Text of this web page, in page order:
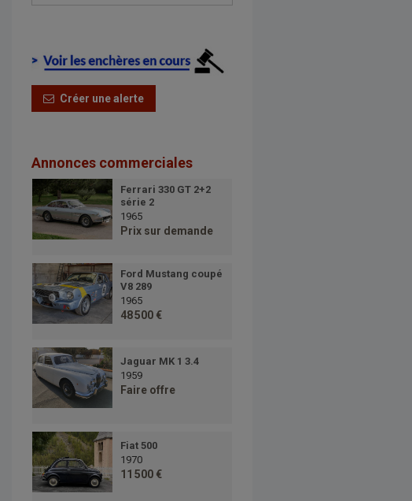
Créer une alerte
Annonces commerciales
Ferrari 330 GT 2+2
série 2
1965
Prix sur demande
Ford Mustang coupé
V8 289
1965
48 500 €
Jaguar MK 1 3.4
1959
Faire offre
Fiat 500
1970
11 500 €